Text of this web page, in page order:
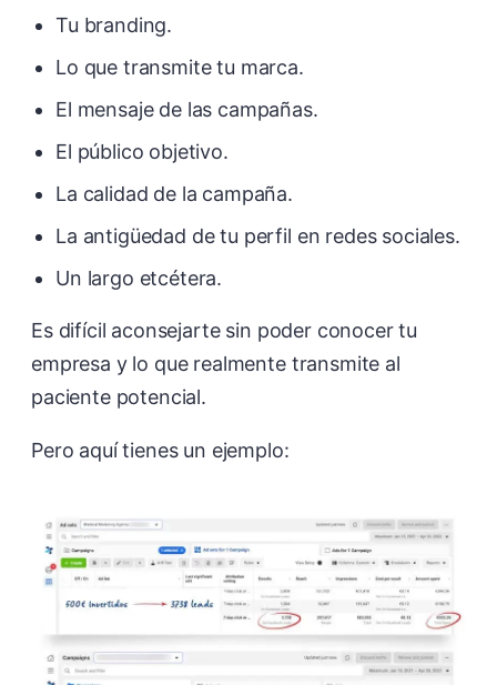
Tu branding.
Lo que transmite tu marca.
El mensaje de las campañas.
El público objetivo.
La calidad de la campaña.
La antigüedad de tu perfil en redes sociales.
Un largo etcétera.
Es difícil aconsejarte sin poder conocer tu
empresa y lo que realmente transmite al
paciente potencial.
Pero aquí tienes un ejemplo: